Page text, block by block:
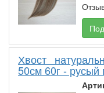
Хвост
50см 60г -